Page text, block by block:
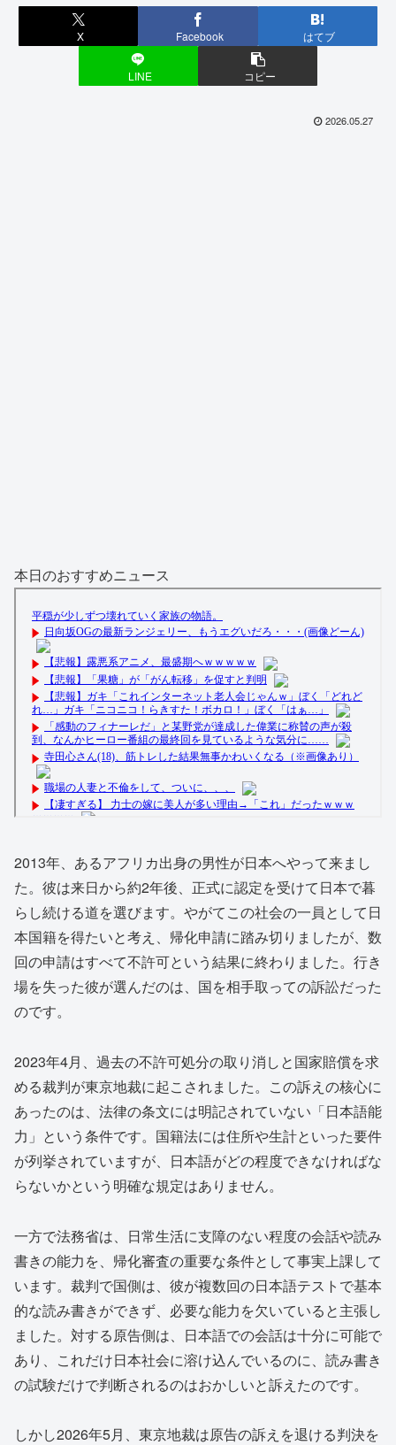
X Facebook はてブ
LINE コピー
2026.05.27
本日のおすすめニュース
2013年、あるアフリカ出身の男性が日本へやって来まし
た。彼は来日から約2年後、正式に認定を受けて日本で暮
らし続ける道を選びます。やがてこの社会の一員として日
本国籍を得たいと考え、帰化申請に踏み切りましたが、数
回の申請はすべて不許可という結果に終わりました。行き
場を失った彼が選んだのは、国を相手取っての訴訟だった
のです。
2023年4月、過去の不許可処分の取り消しと国家賠償を求
める裁判が東京地裁に起こされました。この訴えの核心に
あったのは、法律の条文には明記されていない「日本語能
力」という条件です。国籍法には住所や生計といった要件
が列挙されていますが、日本語がどの程度できなければな
らないかという明確な規定はありません。
一方で法務省は、日常生活に支障のない程度の会話や読み
書きの能力を、帰化審査の重要な条件として事実上課して
います。裁判で国側は、彼が複数回の日本語テストで基本
的な読み書きができず、必要な能力を欠いていると主張し
ました。対する原告側は、日本語での会話は十分に可能で
あり、これだけ日本社会に溶け込んでいるのに、読み書き
の試験だけで判断されるのはおかしいと訴えたのです。
しかし2026年5月、東京地裁は原告の訴えを退ける判決を